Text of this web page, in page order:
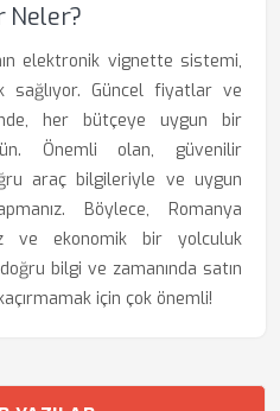
Neler?
elektronik vignette sistemi,
sağlıyor. Güncel fiyatlar ve
her bütçeye uygun bir
Önemli olan, güvenilir
araç bilgileriyle ve uygun
Böylece, Romanya
ve ekonomik bir yolculuk
bilgi ve zamanında satın
için çok önemli!